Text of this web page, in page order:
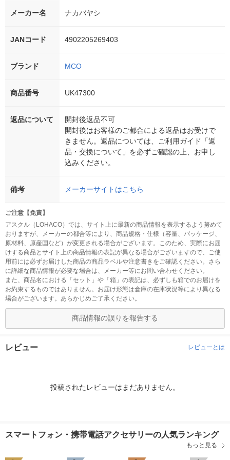
メーカー名 ナカバヤシ
JANコード 4902205269403
ブランド MCO
商品番号 UK47300
返品について
開封後返品不可
開封後はお客様のご都合による返品はお受けで
きません。返品については、ご利用ガイド「返
品・交換について」を必ずご確認の上、お申し
込みください。
備考 メーカーサイトはこちら
ご注意【免責】
アスクル（LOHACO）では、サイト上に最新の商品情報を表示するよう努めて
おりますが、メーカーの都合等により、商品規格・仕様（容量、パッケージ、
原材料、原産国など）が変更される場合がございます。このため、実際にお届
けする商品とサイト上の商品情報の表記が異なる場合がございますので、ご使
用前には必ずお届けした商品の商品ラベルや注意書きをご確認ください。さら
に詳細な商品情報が必要な場合は、メーカー等にお問い合わせください。
また、商品名における「セット」や「箱」の表記は、必ずしも箱でのお届けを
お約束するものではありません。お届け形態は倉庫の在庫状況等により異なる
場合がございます。あらかじめご了承ください。
商品情報の誤りを報告する
レビュー レビューとは
投稿されたレビューはまだありません。
スマートフォン・携帯電話アクセサリーの人気ランキング
もっと見る